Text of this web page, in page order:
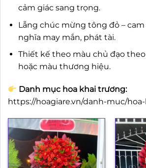
cảm giác sang trọng.
Lẵng chúc mừng tông đỏ –
nghĩa may mắn, phát tài.
Thiết kế theo màu chủ đạo
hoặc màu thương hiệu.
Danh mục hoa khai trương:
https://hoagiare.vn/danh-muc/